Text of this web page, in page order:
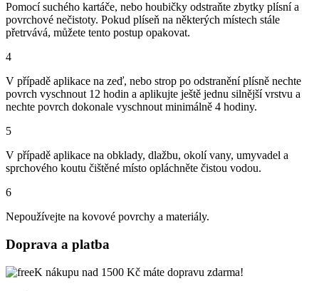
Pomocí suchého kartáče, nebo houbičky odstraňte zbytky plísní a
povrchové nečistoty. Pokud plíseň na některých místech stále
přetrvává, můžete tento postup opakovat.
4
V případě aplikace na zeď, nebo strop po odstranění plísně nechte
povrch vyschnout 12 hodin a aplikujte ještě jednu silnější vrstvu a
nechte povrch dokonale vyschnout minimálně 4 hodiny.
5
V případě aplikace na obklady, dlažbu, okolí vany, umyvadel a
sprchového koutu čištěné místo opláchněte čistou vodou.
6
Nepoužívejte na kovové povrchy a materiály.
Doprava a platba
K nákupu nad 1500 Kč máte dopravu zdarma!